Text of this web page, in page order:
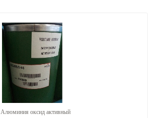
Алюминия оксид активный